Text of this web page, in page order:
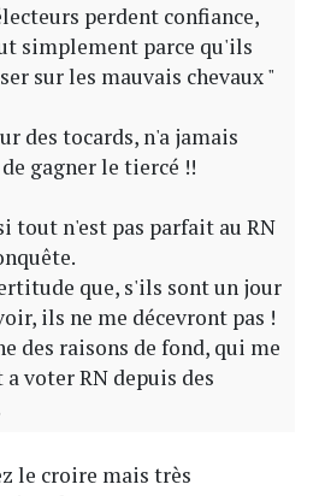
perdent confiance,
simplement parce qu'ils
sur les mauvais chevaux "
des tocards, n'a jamais
gagner le tiercé !!
tout n'est pas parfait au RN
que, s'ils sont un jour
ils ne me décevront pas !
des raisons de fond, qui me
voter RN depuis des
le croire mais très